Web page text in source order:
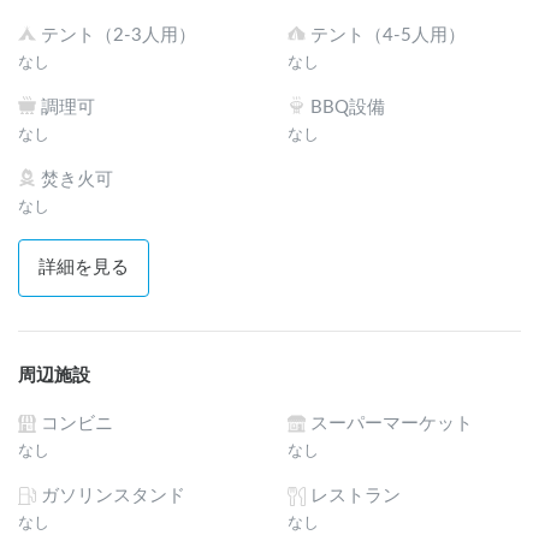
テント（2-3人用）
なし
テント（4-5人用）
なし
調理可
なし
BBQ設備
なし
焚き火可
なし
詳細を見る
周辺施設
コンビニ
なし
スーパーマーケット
なし
ガソリンスタンド
なし
レストラン
なし